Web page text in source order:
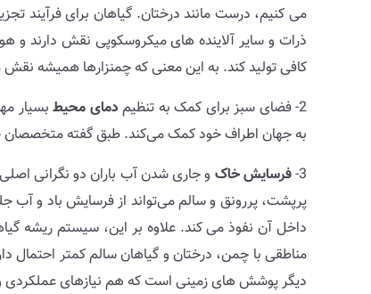
می کنیم، درست مانند درختان. گیاهان برای فرآیند
کافی تولید کند. به این معنی که چمنزارها همیشه نقش
2- فضای سبز برای کمک به تنظیم
دمای محیطبسیار
به جهان اطراف خود کمک می‌کند. طبق گفته متخصصان چمن ها ممکن است تا 20 درجه خنک
3- فرسایش خاک و جاری شدن آب باران دو نگرانی
پرپشت، پررونق و سالم می‌تواند از فرسایش باد و
مناطقی با چمن، درختان و گیاهان سالم کمتر احتمال
دیگر پوشش های زمینی است که هم نیازهای عملکردی